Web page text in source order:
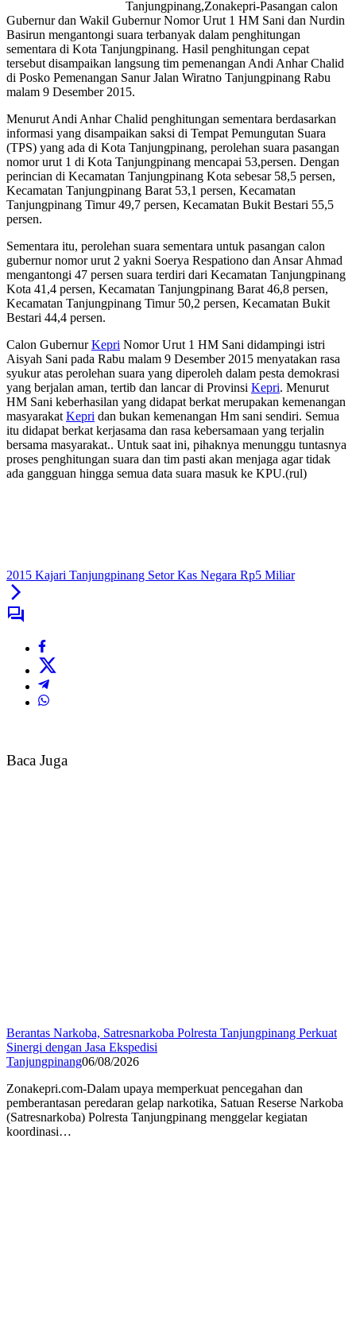
Tanjungpinang,Zonakepri-Pasangan calon
Gubernur dan Wakil Gubernur Nomor Urut 1 HM Sani dan Nurdin
Basirun mengantongi suara terbanyak dalam penghitungan
sementara di Kota Tanjungpinang. Hasil penghitungan cepat
tersebut disampaikan langsung tim pemenangan Andi Anhar Chalid
di Posko Pemenangan Sanur Jalan Wiratno Tanjungpinang Rabu
malam 9 Desember 2015.
Menurut Andi Anhar Chalid penghitungan sementara berdasarkan
informasi yang disampaikan saksi di Tempat Pemungutan Suara
(TPS) yang ada di Kota Tanjungpinang, perolehan suara pasangan
nomor urut 1 di Kota Tanjungpinang mencapai 53,persen. Dengan
perincian di Kecamatan Tanjungpinang Kota sebesar 58,5 persen,
Kecamatan Tanjungpinang Barat 53,1 persen, Kecamatan
Tanjungpinang Timur 49,7 persen, Kecamatan Bukit Bestari 55,5
persen.
Sementara itu, perolehan suara sementara untuk pasangan calon
gubernur nomor urut 2 yakni Soerya Respationo dan Ansar Ahmad
mengantongi 47 persen suara terdiri dari Kecamatan Tanjungpinang
Kota 41,4 persen, Kecamatan Tanjungpinang Barat 46,8 persen,
Kecamatan Tanjungpinang Timur 50,2 persen, Kecamatan Bukit
Bestari 44,4 persen.
Calon GubernurKepri Nomor Urut 1 HM Sani didampingi istri
Aisyah Sani pada Rabu malam 9 Desember 2015 menyatakan rasa
syukur atas perolehan suara yang diperoleh dalam pesta demokrasi
yang berjalan aman, tertib dan lancar di Provinsi Kepri. Menurut
HM Sani keberhasilan yang didapat berkat merupakan kemenangan
masyarakat Kepri dan bukan kemenangan Hm sani sendiri. Semua
itu didapat berkat kerjasama dan rasa kebersamaan yang terjalin
bersama masyarakat.. Untuk saat ini, pihaknya menunggu tuntasnya
proses penghitungan suara dan tim pasti akan menjaga agar tidak
ada gangguan hingga semua data suara masuk ke KPU.(rul)
2015 Kajari Tanjungpinang Setor Kas Negara Rp5 Miliar
Baca Juga
Berantas Narkoba, Satresnarkoba Polresta Tanjungpinang Perkuat
Sinergi dengan Jasa Ekspedisi
Tanjungpinang06/08/2026
Zonakepri.com-Dalam upaya memperkuat pencegahan dan
pemberantasan peredaran gelap narkotika, Satuan Reserse Narkoba
(Satresnarkoba) Polresta Tanjungpinang menggelar kegiatan
koordinasi…